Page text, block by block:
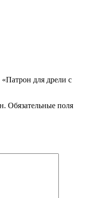
для дрели с
Обязательные поля